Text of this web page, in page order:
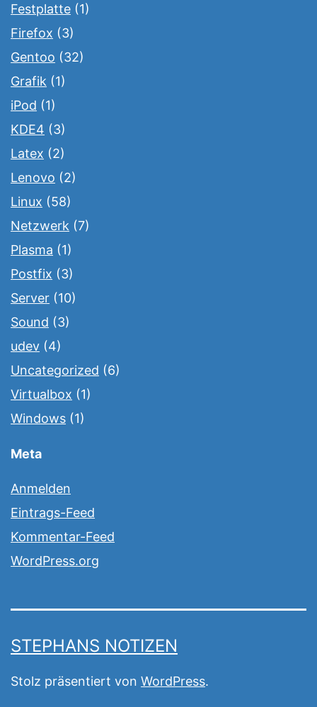
Festplatte (1)
Firefox (3)
Gentoo (32)
Grafik (1)
iPod (1)
KDE4 (3)
Latex (2)
Lenovo (2)
Linux (58)
Netzwerk (7)
Plasma (1)
Postfix (3)
Server (10)
Sound (3)
udev (4)
Uncategorized (6)
Virtualbox (1)
Windows (1)
Meta
Anmelden
Eintrags-Feed
Kommentar-Feed
WordPress.org
STEPHANS NOTIZEN
Stolz präsentiert von WordPress.